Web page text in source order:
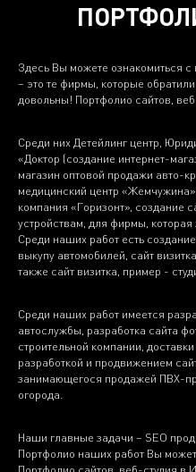
Здесь Вы можете ознакомиться
– это те фирмы, которые
довольны! Портфолио сайтов,
Среди них Детейлинг центр,
«Доктор (создание интернет-
магазин оптовой продажи авто-
медицинский центр
компания «Горизонт», создание
устройствам, для фирмы,
Среди наших работ есть
выкупу автомобилей, сайт
также сайт визитка, пример -
Среди наших работ имеется
автослужбы, разработка сайта
строительной компании,
разработкой и продвижением
занимающегося продажей ПВХ-
огорода.
Наши главные задачи – SEO
Портфолио наших работ Вы